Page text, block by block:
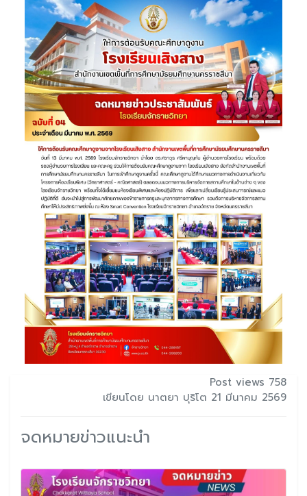
Post views 758
เขียนโดย นาตยา ปุริโต 21 มีนาคม 2569
จดหมายข่าวแนะนำ